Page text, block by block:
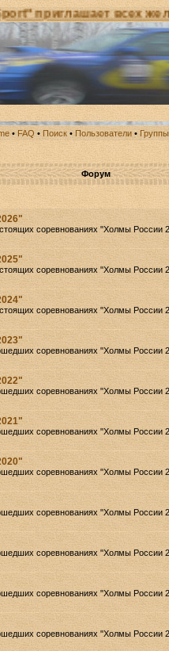
всех
• FAQ • Поиск • Пользователи • Группы
Форум
соревнованиях "Холмы России
соревнованиях "Холмы России
соревнованиях "Холмы России
соревнованиях "Холмы России
соревнованиях "Холмы России
соревнованиях "Холмы России
соревнованиях "Холмы России
соревнованиях "Холмы России
соревнованиях "Холмы России
соревнованиях "Холмы России
соревнованиях "Холмы России